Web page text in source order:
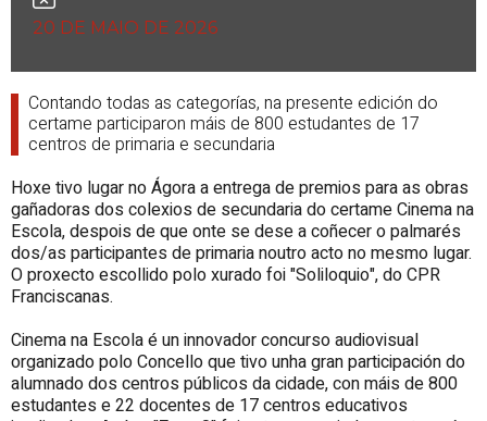
20 DE MAIO DE 2026
Contando todas as categorías, na presente edición do
certame participaron máis de 800 estudantes de 17
centros de primaria e secundaria
Hoxe tivo lugar no Ágora a entrega de premios para as obras
gañadoras dos colexios de secundaria do certame Cinema na
Escola, despois de que onte se dese a coñecer o palmarés
dos/as participantes de primaria noutro acto no mesmo lugar.
O proxecto escollido polo xurado foi "Soliloquio", do CPR
Franciscanas.
Cinema na Escola é un innovador concurso audiovisual
organizado polo Concello que tivo unha gran participación do
alumnado dos centros públicos da cidade, con máis de 800
estudantes e 22 docentes de 17 centros educativos